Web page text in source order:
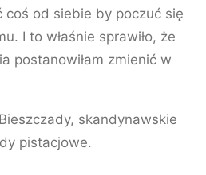
coś od siebie by poczuć się
I to właśnie sprawiło, że
postanowiłam zmienić w
skandynawskie
pistacjowe.